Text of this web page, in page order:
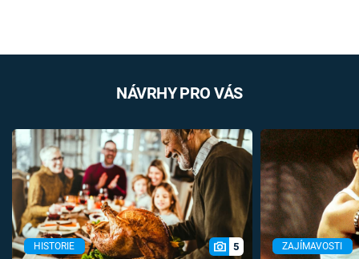
NÁVRHY PRO VÁS
HISTORIE 5 ZAJÍMAVOSTI